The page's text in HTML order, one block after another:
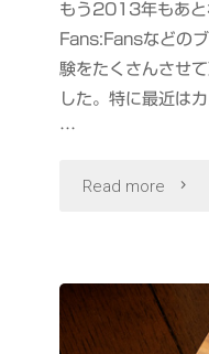
もう2013年もあと
Fans:Fansなどの
験をたくさんさせ
した。特に最近は
…
Read more "2013
も
あ